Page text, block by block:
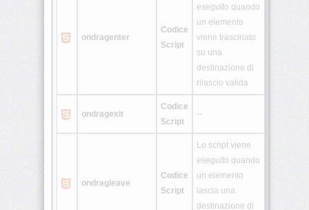
Generatori
Old
ondragenter
Codice
Script
eseguito quando
un elemento
viene trascinato
su una
destinazione di
rilascio valida
ondragexit
Codice
Script
--
ondragleave
Codice
Script
Lo script viene
eseguito quando
un elemento
lascia una
destinazione di